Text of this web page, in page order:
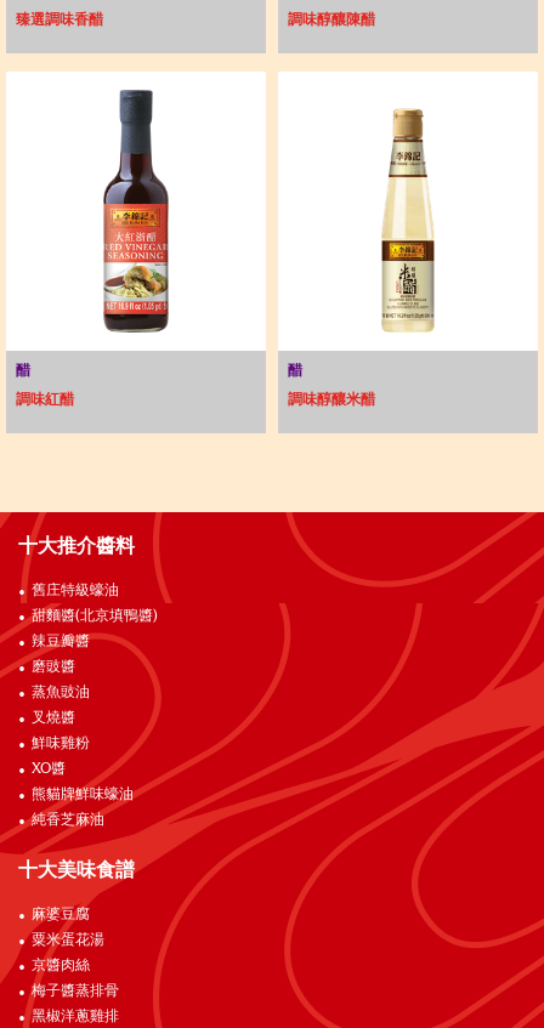
臻選調味香醋
調味醇釀陳醋
醋
調味紅醋
醋
調味醇釀米醋
十大推介醬料
舊庄特級蠔油
甜麵醬(北京填鴨醬)
辣豆瓣醬
磨豉醬
蒸魚豉油
叉燒醬
鮮味雞粉
XO醬
熊貓牌鮮味蠔油
純香芝麻油
十大美味食譜
麻婆豆腐
粟米蛋花湯
京醬肉絲
梅子醬蒸排骨
黑椒洋蔥雞排